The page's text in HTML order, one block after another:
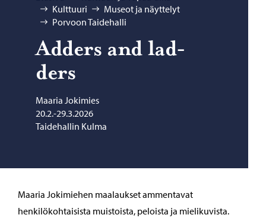
Kulttuuri
Museot ja näyttelyt
Porvoon Taidehalli
Ad­ders and lad­
ders
Maaria Jokimies
20.2.-29.3.2026
Taidehallin Kulma
Maaria Jokimiehen maalaukset ammentavat
henkilökohtaisista muistoista, peloista ja mielikuvista.